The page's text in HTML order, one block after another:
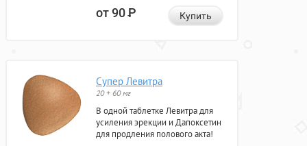
от 90Р Купить
Супер Левитра
20 + 60 мг
В одной таблетке Левитра для
усиления эрекции и Дапоксетин
для продления полового акта!